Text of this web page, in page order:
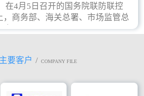
在4月5日召开的国务院联防联控
，商务部、海关总署、市场监管总
应。
主要客户 / COMPANY FILE